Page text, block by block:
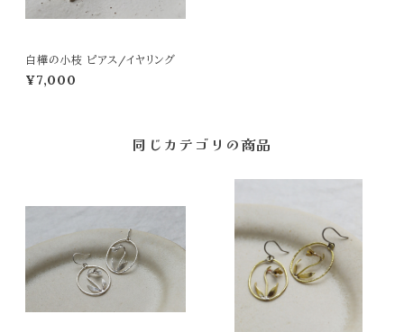
白樺の小枝 ピアス/イヤリング
¥7,000
同じカテゴリの商品